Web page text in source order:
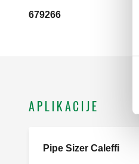
679266
APLIKACIJE
Pipe Sizer Caleffi